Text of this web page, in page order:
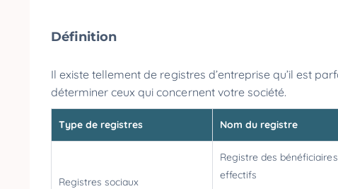
Définition
Il existe tellement de registres d’entreprise qu’il est
déterminer ceux qui concernent votre société.
Type de registres Nom du registre
Registres sociaux
Registre des bénéficiaires
effectifs